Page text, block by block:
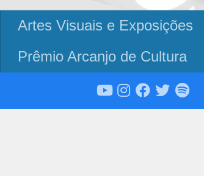
Artes Visuais e Exposições
Prêmio Arcanjo de Cultura